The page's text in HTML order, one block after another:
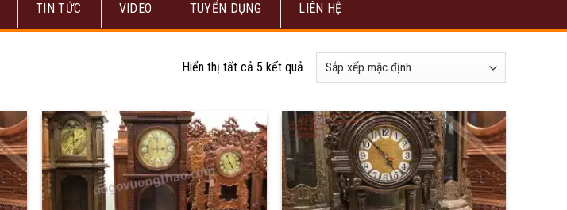
TIN TỨC VIDEO TUYỂN DỤNG LIÊN HỆ
Hiển thị tất cả 5 kết quả